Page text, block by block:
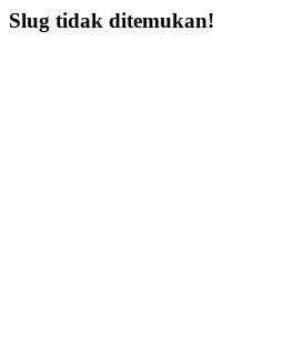
Slug tidak ditemukan!